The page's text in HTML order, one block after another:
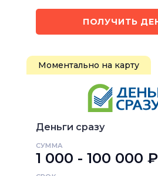
ПОЛУЧИТЬ
Моментально на карту
Деньги сразу
СУММА
1 000 - 100 000 ₽